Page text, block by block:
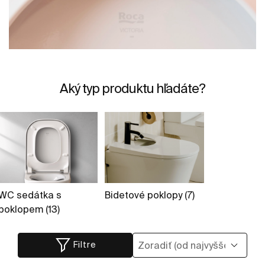
Aký typ produktu hľadáte?
sedátka s
(13)
Bidetové poklopy (7)
Filtre